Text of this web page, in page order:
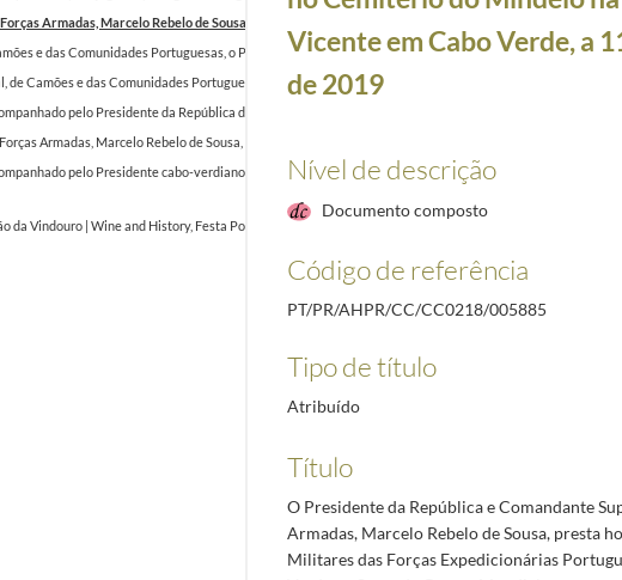
Armadas, Marcelo Rebelo de Sousa, presta homenagem aos Militares das Forças
e das Comunidades Portuguesas, o Presidente da República Marcelo Rebelo de Sousa,
Camões e das Comunidades Portuguesas, o Presidente da República Marcelo Rebelo de Sousa
pelo Presidente da República de Cabo Verde, Jorge Carlos Fonseca, e Senhora, e pelos
Armadas, Marcelo Rebelo de Sousa, condecora o Chefe do Estado-Maior das Forças Armadas de
pelo Presidente cabo-verdiano, Jorge Carlos Fonseca, visita a ilha Brava em Cabo Verde, a 12 de
da Vindouro | Wine and History, Festa Pombalina, sendo homenageado como Cidadão Honorário de São
Vicente em Cabo Verde, a
de 2019
Nível de descrição
Documento composto
Código de referência
PT/PR/AHPR/CC/CC0218/005885
Tipo de título
Atribuído
Título
O Presidente da República e Comandante
Armadas, Marcelo Rebelo de Sousa, presta
Militares das Forças Expedicionárias